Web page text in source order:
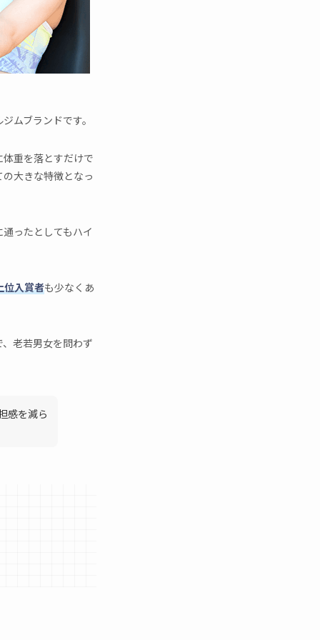
ムブランドです。
重を落とすだけで
大きな特徴となっ
ったとしてもハイ
位入賞者も少なくあ
老若男女を問わず
感を減ら